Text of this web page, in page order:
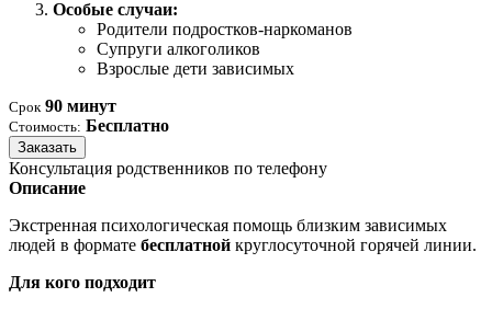
Особые случаи:
Родители подростков-наркоманов
Супруги алкоголиков
Взрослые дети зависимых
Срок 90 минут
Стоимость: Бесплатно
Заказать
Консультация родственников по телефону
Описание
Экстренная психологическая помощь близким зависимых
людей в формате бесплатной круглосуточной горячей линии.
Для кого подходит